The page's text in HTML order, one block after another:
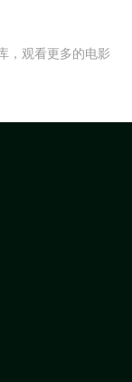
，观看更多的电影